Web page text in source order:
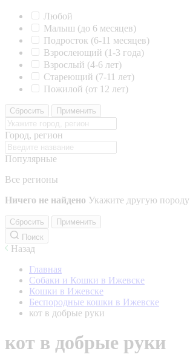
Любой
Малыш (до 6 месяцев)
Подросток (6-11 месяцев)
Взрослеющий (1-3 года)
Взрослый (4-6 лет)
Стареющий (7-11 лет)
Пожилой (от 12 лет)
Сбросить Применить
Город, регион
Популярные
Все регионы
Ничего не найдено Укажите другую породу
Сбросить
Применить
Поиск
Назад
Главная
Собаки и Кошки в Ижевске
Кошки в Ижевске
Беспородные кошки в Ижевске
кот в добрые руки
кот в добрые руки